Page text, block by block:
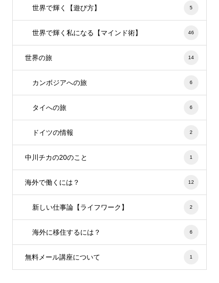
世界で輝く【遊び方】 5
世界で輝く私になる【マインド術】 46
世界の旅 14
カンボジアへの旅 6
タイへの旅 6
ドイツの情報 2
中川チカの20のこと 1
海外で働くには？ 12
新しい仕事論【ライフワーク】 2
海外に移住するには？ 6
無料メール講座について 1